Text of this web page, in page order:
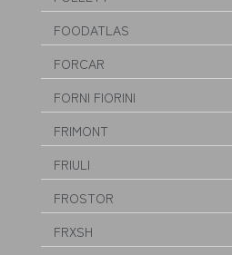
FOODATLAS
FORCAR
FORNI FIORINI
FRIMONT
FRIULI
FROSTOR
FRXSH